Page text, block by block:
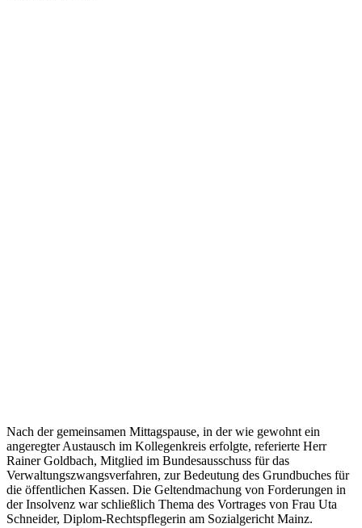
Nach der gemeinsamen Mittagspause, in der wie gewohnt ein
angeregter Austausch im Kollegenkreis erfolgte, referierte Herr
Rainer Goldbach, Mitglied im Bundesausschuss für das
Verwaltungszwangsverfahren, zur Bedeutung des Grundbuches für
die öffentlichen Kassen. Die Geltendmachung von Forderungen in
der Insolvenz war schließlich Thema des Vortrages von Frau Uta
Schneider, Diplom-Rechtspflegerin am Sozialgericht Mainz.